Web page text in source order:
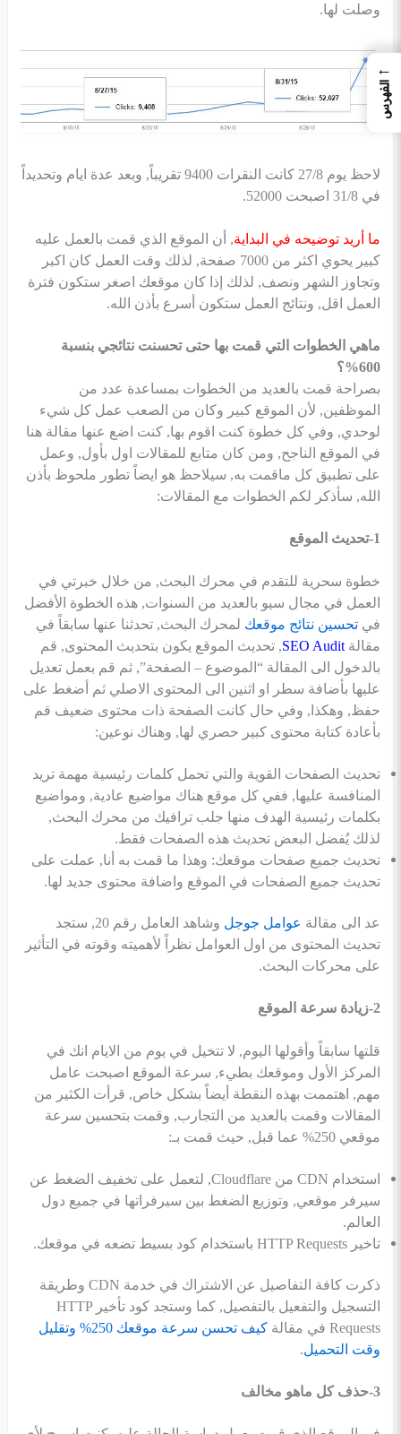
وصلت لها.
لاحظ يوم 27/8 كانت النقرات 9400 تقريباً, وبعد عدة ايام وتحديداً
في 31/8 اصبحت 52000.
ما أريد توضيحه في البداية, أن الموقع الذي قمت بالعمل عليه
كبير يحوي اكثر من 7000 صفحة, لذلك وقت العمل كان اكبر
وتجاوز الشهر ونصف, لذلك إذا كان موقعك اصغر ستكون فترة
العمل اقل, ونتائج العمل ستكون أسرع بأذن الله.
ماهي الخطوات التي قمت بها حتى تحسنت نتائجي بنسبة
600%؟
بصراحة قمت بالعديد من الخطوات بمساعدة عدد من
الموظفين, لأن الموقع كبير وكان من الصعب عمل كل شيء
لوحدي, وفي كل خطوة كنت اقوم بها, كنت اضع عنها مقالة هنا
في الموقع الناجح, ومن كان متابع للمقالات اول بأول, وعمل
على تطبيق كل ماقمت به, سيلاحظ هو ايضاً تطور ملحوظ بأذن
الله, سأذكر لكم الخطوات مع المقالات:
1-تحديث الموقع
خطوة سحرية للتقدم في محرك البحث, من خلال خبرتي في
العمل في مجال سيو بالعديد من السنوات, هذه الخطوة الأفضل
فيتحسين نتائج موقعك لمحرك البحث, تحدثنا عنها سابقاً في
مقالةSEO Audit, تحديث الموقع يكون بتحديث المحتوى, قم
بالدخول الى المقالة “الموضوع – الصفحة”, ثم قم بعمل تعديل
عليها بأضافة سطر او اثنين الى المحتوى الاصلي ثم أضغط على
حفظ, وهكذا, وفي حال كانت الصفحة ذات محتوى ضعيف قم
بأعادة كتابة محتوى كبير حصري لها, وهناك نوعين:
تحديث الصفحات القوية والتي تحمل كلمات رئيسية مهمة تريد
المنافسة عليها, ففي كل موقع هناك مواضيع عادية, ومواضيع
بكلمات رئيسية الهدف منها جلب ترافيك من محرك البحث,
لذلك يُفضل البعض تحديث هذه الصفحات فقط.
تحديث جميع صفحات موقعك: وهذا ما قمت به أنا, عملت على
تحديث جميع الصفحات في الموقع واضافة محتوى جديد لها.
عد الى مقالة عوامل جوجل
وشاهد العامل رقم 20, ستجد
تحديث المحتوى من اول العوامل نظراً لأهميته وقوته في التأثير
على محركات البحث.
2-زيادة سرعة الموقع
قلتها سابقاً وأقولها اليوم, لا تتخيل في يوم من الايام انك في
المركز الأول وموقعك بطيء, سرعة الموقع اصبحت عامل
مهم, اهتممت بهذه النقطة أيضاً بشكل خاص, قرأت الكثير من
المقالات وقمت بالعديد من التجارب, وقمت بتحسين سرعة
موقعي 250% عما قبل, حيث قمت بـ:
استخدام CDN من Cloudflare, لتعمل على تخفيف الضغط عن
سيرفر موقعي, وتوزيع الضغط بين سيرفراتها في جميع دول
العالم.
تاخير HTTP Requests باستخدام كود بسيط تضعه في موقعك.
ذكرت كافة التفاصيل عن الاشتراك في خدمة CDN وطريقة
التسجيل والتفعيل بالتفصيل, كما وستجد كود تأخير HTTP
Requests في مقالة
كيف تحسن سرعة موقعك 250% وتقليل
وقت التحميل.
3-حذف كل ماهو مخالف
←
الفهرس